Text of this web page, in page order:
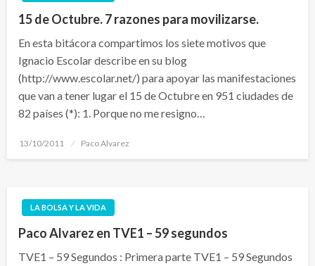
15 de Octubre. 7 razones para movilizarse.
En esta bitácora compartimos los siete motivos que
Ignacio Escolar describe en su blog
(http://www.escolar.net/) para apoyar las manifestaciones
que van a tener lugar el 15 de Octubre en 951 ciudades de
82 países (*): 1. Porque no me resigno…
Publicado
13/10/2011 Paco Alvarez
LA BOLSA Y LA VIDA
Paco Alvarez en TVE1 – 59 segundos
TVE1 – 59 Segundos : Primera parte TVE1 – 59 Segundos